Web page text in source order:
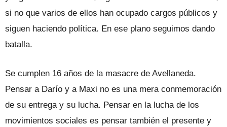
si no que varios de ellos han ocupado cargos públicos y
siguen haciendo política. En ese plano seguimos dando
batalla.
Se cumplen 16 años de la masacre de Avellaneda.
Pensar a Darío y a Maxi no es una mera conmemoración
de su entrega y su lucha. Pensar en la lucha de los
movimientos sociales es pensar también el presente y